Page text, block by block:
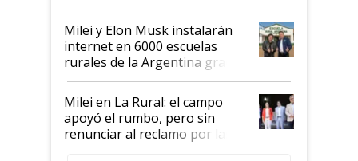
Milei y Elon Musk instalarán
internet en 6000 escuelas
rurales de la Argentina gracias
a un acuerdo con Starlink
Milei en La Rural: el campo
apoyó el rumbo, pero sin
renunciar al reclamo por las